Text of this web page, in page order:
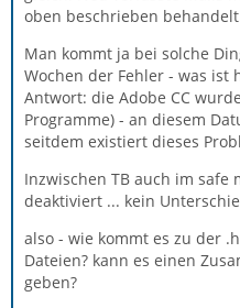
oben beschrieben
Man kommt ja bei solche
Wochen der Fehler - was ist
Antwort: die Adobe CC
Programme) - an diesem
seitdem existiert dieses
Inzwischen TB auch im safe
deaktiviert ... kein
also - wie kommt es zu der
Dateien? kann es einen
geben?